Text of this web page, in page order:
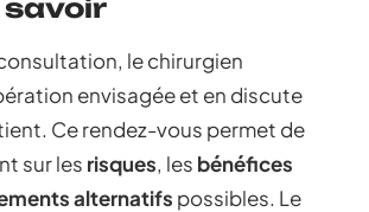
le chirurgien
envisagée et en discute
Ce rendez-vous permet de
sur les risques, les bénéfices
alternatifs possibles. Le